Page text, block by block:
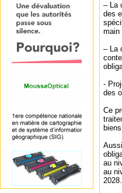
– La
des
main
– La
‐
des
Ce
au
au
2028.